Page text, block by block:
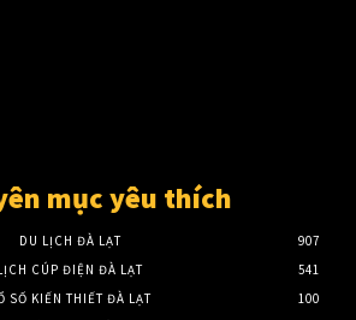
mục yêu thích
DU LỊCH ĐÀ LẠT
907
CÚP ĐIỆN ĐÀ LẠT
541
SỐ KIẾN THIẾT ĐÀ LẠT
100